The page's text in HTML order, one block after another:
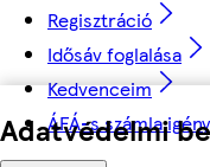
Adatvédelmi
Regisztráció
Idősáv foglalása
Kedvenceim
ÁFÁ-s számla